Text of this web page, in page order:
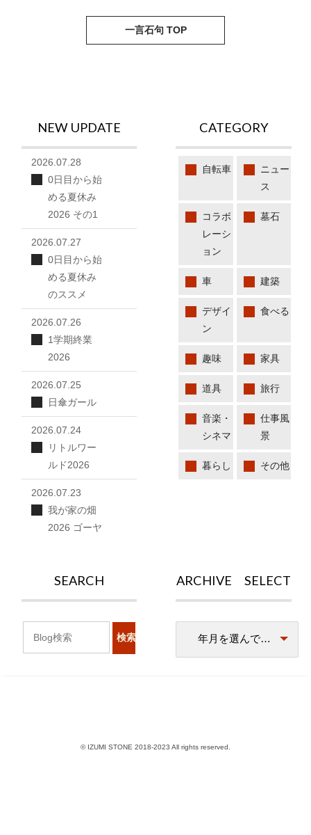
一言石句 TOP
CATEGORY
自転車
ニュー
ス
コラボ
レーシ
ョン
墓石
車 建築
デザイ
ン
食べる
趣味 家具
道具 旅行
音楽・
シネマ
仕事風
景
暮らし その他
NEW UPDATE
2026.07.28
0日目から始
める夏休み
2026 その1
2026.07.27
0日目から始
める夏休み
のススメ
2026.07.26
1学期終業
2026
2026.07.25
日傘ガール
2026.07.24
リトルワー
ルド2026
2026.07.23
我が家の畑
2026 ゴーヤ
ARCHIVE SELECT
SEARCH
© IZUMI STONE 2018-2023 All rights reserved.